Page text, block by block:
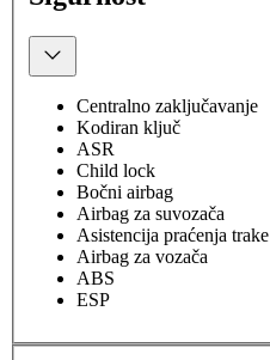
Centralno zaključavanje
Kodiran ključ
ASR
Child lock
Bočni airbag
Airbag za suvozača
Asistencija praćenja trake
Airbag za vozača
ABS
ESP